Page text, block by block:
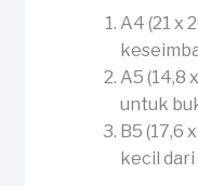
A4 (21 x
A5 (14,8
untuk
B5 (17,6
kecil